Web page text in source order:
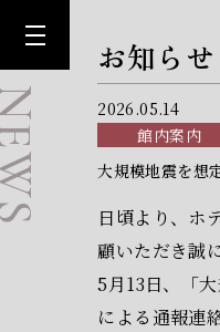
お知らせ
2026.05.14
館内案内
大規模地震を想
日頃より、ホ
顧いただき誠
5月13日、「
による通報連